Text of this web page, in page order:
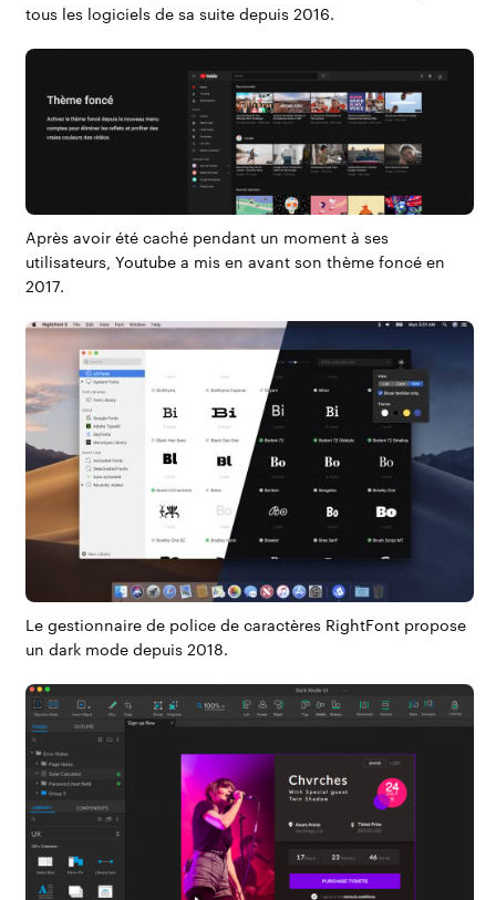
tous les logiciels de sa suite depuis 2016.
Après avoir été caché pendant un moment à ses
utilisateurs, Youtubea mis en avant son thème foncé en
2017.
Le gestionnaire de police de caractères RightFontpropose
un dark mode depuis 2018.